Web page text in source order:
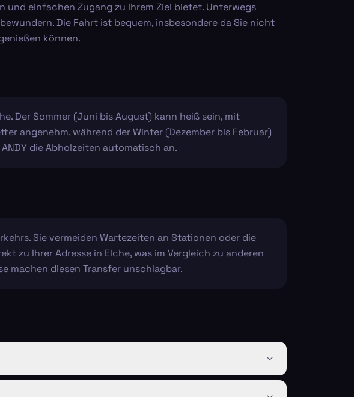
und einfachen Zugang zu Ihrem Ziel bietet. Unterwegs
Die Fahrt ist bequem, insbesondere da Sie nicht
können.
Der Sommer (Juni bis August) kann heiß sein, mit
angenehm, während der Winter (Dezember bis Februar)
die Abholzeiten automatisch an.
Sie vermeiden Wartezeiten an Stationen oder die
zu Ihrer Adresse in Elche, was im Vergleich zu anderen
machen diesen Transfer unschlagbar.